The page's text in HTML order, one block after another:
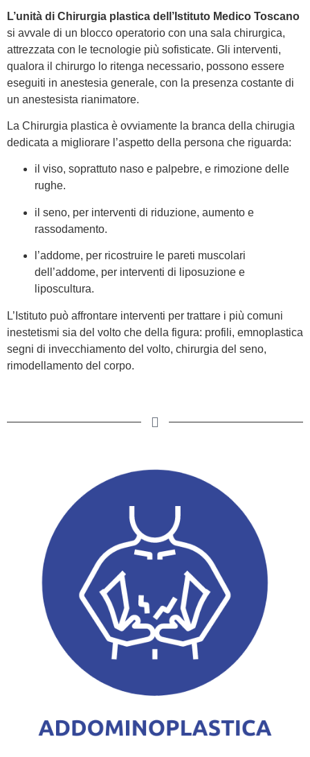
L’unità di Chirurgia plastica dell’Istituto Medico Toscano
si avvale di un blocco operatorio con una sala chirurgica,
attrezzata con le tecnologie più sofisticate. Gli interventi,
qualora il chirurgo lo ritenga necessario, possono essere
eseguiti in anestesia generale, con la presenza costante di
un anestesista rianimatore.
La Chirurgia plastica è ovviamente la branca della chirugia
dedicata a migliorare l’aspetto della persona che riguarda:
il viso, soprattuto naso e palpebre, e rimozione delle
rughe.
il seno, per interventi di riduzione, aumento e
rassodamento.
l’addome, per ricostruire le pareti muscolari
dell’addome, per interventi di liposuzione e
liposcultura.
L’Istituto può affrontare interventi per trattare i più comuni
inestetismi sia del volto che della figura: profili, emnoplastica
segni di invecchiamento del volto, chirurgia del seno,
rimodellamento del corpo.